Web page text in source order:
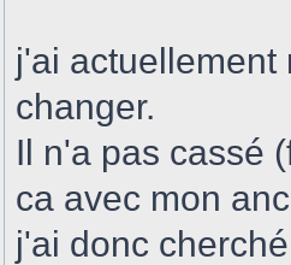
j'ai actuellement
changer.
Il n'a pas cassé
ca avec mon
j'ai donc